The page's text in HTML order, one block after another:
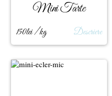
Mini Tarte
150lei / kg Descriere